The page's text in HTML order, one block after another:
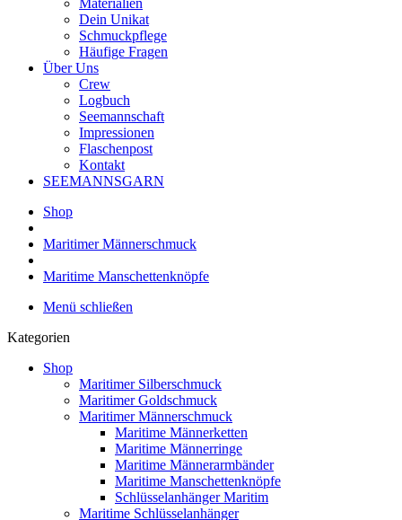
Materialien
Dein Unikat
Schmuckpflege
Häufige Fragen
Über Uns
Crew
Logbuch
Seemannschaft
Impressionen
Flaschenpost
Kontakt
SEEMANNSGARN
Shop
Maritimer Männerschmuck
Maritime Manschettenknöpfe
Menü schließen
Kategorien
Shop
Maritimer Silberschmuck
Maritimer Goldschmuck
Maritimer Männerschmuck
Maritime Männerketten
Maritime Männerringe
Maritime Männerarmbänder
Maritime Manschettenknöpfe
Schlüsselanhänger Maritim
Maritime Schlüsselanhänger